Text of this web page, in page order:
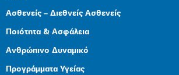
Ασθενείς – Διεθνείς Ασθενείς
Ποιότητα & Ασφάλεια
Ανθρώπινο Δυναμικό
Προγράμματα Υγείας